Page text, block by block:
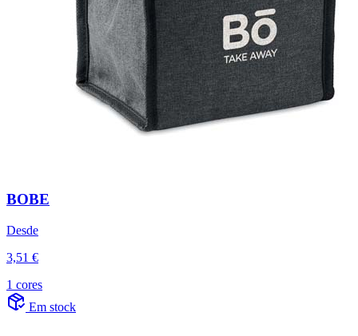
BOBE
Desde
3,51 €
1 cores
Em stock